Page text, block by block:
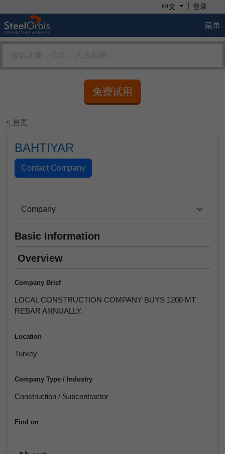
中文 | 登录
菜单
免费试用
< 首页
BAHTIYAR
Basic Information
Overview
Company Brief
LOCAL CONSTRUCTION COMPANY BUYS 1200 MT
REBAR ANNUALLY.
Location
Turkey
Company Type / Industry
Construction / Subcontractor
Find on